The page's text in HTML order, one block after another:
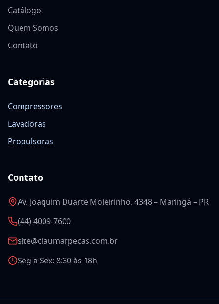
Catálogo
Quem Somos
Contato
Categorias
Compressores
Lavadoras
Propulsoras
Contato
Av. Joaquim Duarte Moleirinho, 4348 – Maringá – PR
(44) 4009-7600
site@claumarpecas.com.br
Seg a Sex: 8:30 às 18h